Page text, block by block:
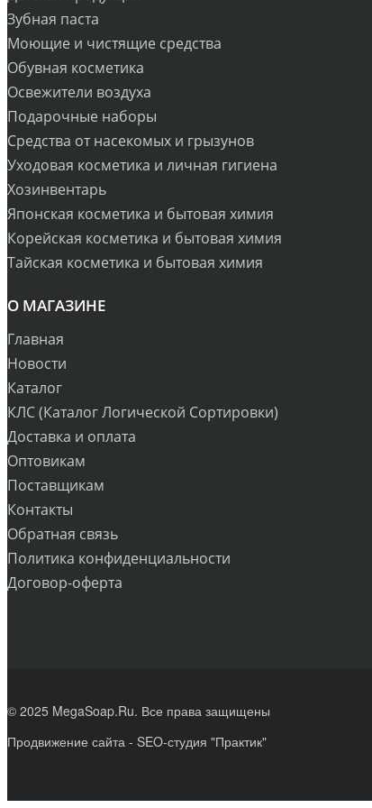
Зубная паста
Моющие и чистящие средства
Обувная косметика
Освежители воздуха
Подарочные наборы
Средства от насекомых и грызунов
Уходовая косметика и личная гигиена
Хозинвентарь
Японская косметика и бытовая химия
Корейская косметика и бытовая химия
Тайская косметика и бытовая химия
О МАГАЗИНЕ
Главная
Новости
Каталог
КЛС (Каталог Логической Сортировки)
Доставка и оплата
Оптовикам
Поставщикам
Контакты
Обратная связь
Политика конфиденциальности
Договор-оферта
© 2025 MegaSoap.Ru. Все права защищены
Продвижение сайта - SEO-студия "Практик"